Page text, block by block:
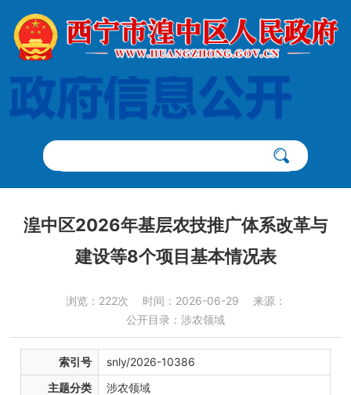
湟中区2026年基层农技推广体系改革与
建设等8个项目基本情况表
浏览：222次 时间：2026-06-29
来源：
公开目录：涉农领域
索引号
snly/2026-10386
主题分类
涉农领域